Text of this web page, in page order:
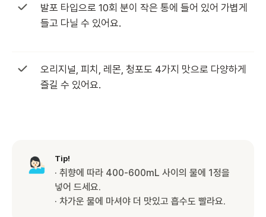
발포 타입으로 10회 분이 작은 통에 들어 있어 가볍게
들고 다닐 수 있어요.
오리지널, 피치, 레몬, 청포도 4가지 맛으로 다양하게
즐길 수 있어요.
Tip!
· 취향에 따라 400-600mL 사이의 물에 1정을
넣어 드세요.
· 차가운 물에 마셔야 더 맛있고 흡수도 빨라요.